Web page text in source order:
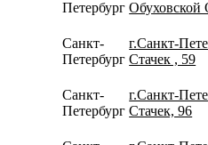
Петербург Обуховской
Санкт-
Петербург
г.Санкт-
Стачек , 59
Санкт-
Петербург
г.Санкт-
Стачек, 96